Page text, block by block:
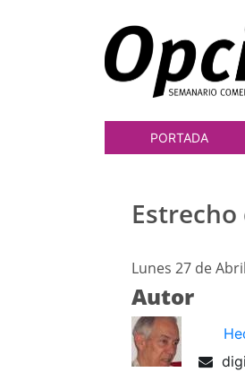
PORTADA
Lunes 27 de
Autor